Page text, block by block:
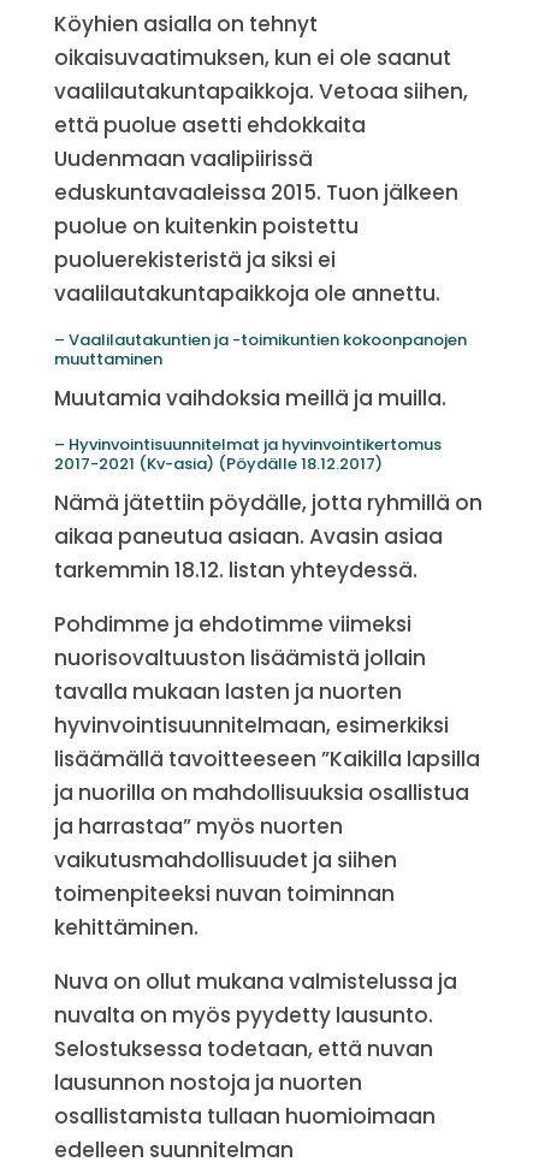
Köyhien asialla on tehnyt
oikaisuvaatimuksen, kun ei ole saanut
vaalilautakuntapaikkoja. Vetoaa siihen,
että puolue asetti ehdokkaita
Uudenmaan vaalipiirissä
eduskuntavaaleissa 2015. Tuon jälkeen
puolue on kuitenkin poistettu
puoluerekisteristä ja siksi ei
vaalilautakuntapaikkoja ole annettu.
– Vaalilautakuntien ja -toimikuntien kokoonpanojen
muuttaminen
Muutamia vaihdoksia meillä ja muilla.
– Hyvinvointisuunnitelmat ja hyvinvointikertomus
2017-2021 (Kv-asia) (Pöydälle 18.12.2017)
Nämä jätettiin pöydälle, jotta ryhmillä on
aikaa paneutua asiaan. Avasin asiaa
tarkemmin 18.12. listan yhteydessä.
Pohdimme ja ehdotimme viimeksi
nuorisovaltuuston lisäämistä jollain
tavalla mukaan lasten ja nuorten
hyvinvointisuunnitelmaan, esimerkiksi
lisäämällä tavoitteeseen ”Kaikilla lapsilla
ja nuorilla on mahdollisuuksia osallistua
ja harrastaa” myös nuorten
vaikutusmahdollisuudet ja siihen
toimenpiteeksi nuvan toiminnan
kehittäminen.
Nuva on ollut mukana valmistelussa ja
nuvalta on myös pyydetty lausunto.
Selostuksessa todetaan, että nuvan
lausunnon nostoja ja nuorten
osallistamista tullaan huomioimaan
edelleen suunnitelman